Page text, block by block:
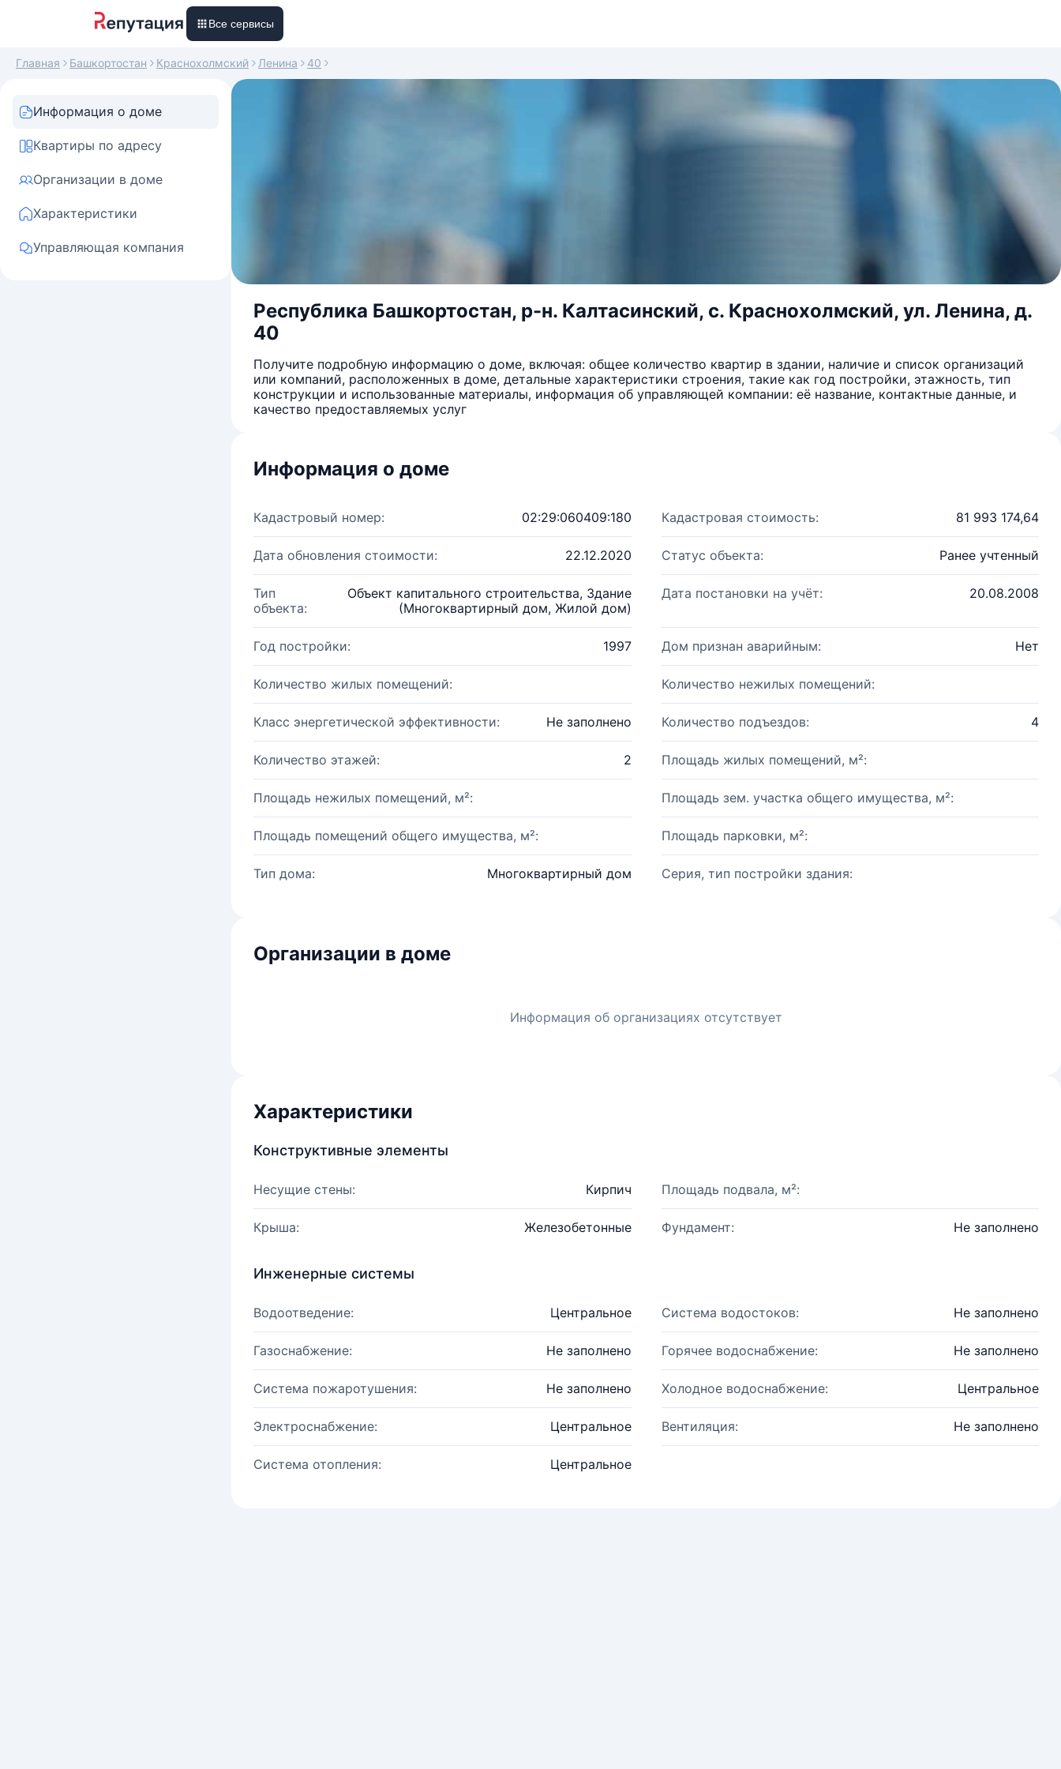
Все сервисы
Главная Башкортостан Краснохолмский Ленина 40
Информация о доме
Квартиры по адресу
Организации в доме
Характеристики
Управляющая компания
Республика Башкортостан, р-н. Калтасинский, с. Краснохолмский, ул. Ленина, д.
40
Получите подробную информацию о доме, включая: общее количество квартир в здании, наличие и список организаций
или компаний, расположенных в доме, детальные характеристики строения, такие как год постройки, этажность, тип
конструкции и использованные материалы, информация об управляющей компании: её название, контактные данные, и
качество предоставляемых услуг
Информация о доме
Кадастровый номер: 02:29:060409:180 Кадастровая стоимость: 81 993 174,64
Дата обновления стоимости: 22.12.2020 Статус объекта: Ранее учтенный
Тип
объекта:
Объект капитального строительства, Здание
(Многоквартирный дом, Жилой дом)
Дата постановки на учёт: 20.08.2008
Год постройки: 1997 Дом признан аварийным: Нет
Количество жилых помещений: Количество нежилых помещений:
Класс энергетической эффективности: Не заполнено Количество подъездов: 4
Количество этажей: 2 Площадь жилых помещений, м²:
Площадь нежилых помещений, м²: Площадь зем. участка общего имущества, м²:
Площадь помещений общего имущества, м²: Площадь парковки, м²:
Тип дома: Многоквартирный дом Серия, тип постройки здания:
Организации в доме
Информация об организациях отсутствует
Характеристики
Конструктивные элементы
Несущие стены: Кирпич Площадь подвала, м²:
Крыша: Железобетонные Фундамент: Не заполнено
Инженерные системы
Водоотведение: Центральное Система водостоков: Не заполнено
Газоснабжение: Не заполнено Горячее водоснабжение: Не заполнено
Система пожаротушения: Не заполнено Холодное водоснабжение: Центральное
Электроснабжение: Центральное Вентиляция: Не заполнено
Система отопления: Центральное